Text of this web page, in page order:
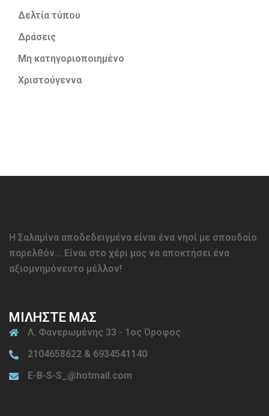
Δελτία τύπου
Δράσεις
Μη κατηγοριοποιημένο
Χριστούγεννα
Η Σαλαμίνα αποδεδειγμένα είναι ένα νησί με σπουδαίο
παρελθόν… Είναι στο χέρι μας να αποκτήσει ένα
αξιομνημόνευτο μέλλον!
ΜΙΛΗΣΤΕ ΜΑΣ
Λ. Φανερωμένης 33 - 1ος Όροφος
2104658622 & 6934541140
E-B-S-S_@hotmail.com